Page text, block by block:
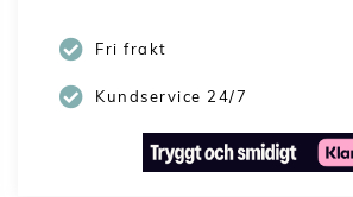
Fri frakt
Kundservice 24/7